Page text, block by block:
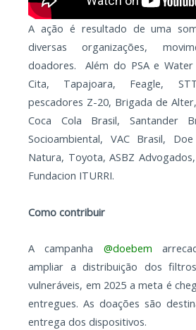
A ação é resultado de uma
diversas organizações,
doadores. Além do PSA e Water
Cita, Tapajoara, Feagle,
pescadores Z-20, Brigada de
Coca Cola Brasil, Santander
Socioambiental, VAC Brasil,
Natura, Toyota, ASBZ
Fundacion ITURRI.
Como contribuir
A campanha @doebem
ampliar a distribuição dos
vulneráveis, em 2025 a meta é
entregues. As doações são
entrega dos dispositivos.